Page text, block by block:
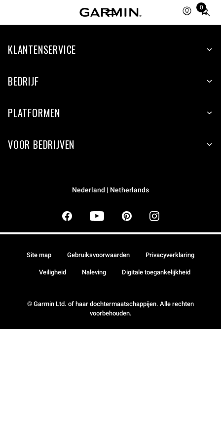
0
Total
items
cart:
KLANTENSERVICE
BEDRIJF
PLATFORMEN
VOOR BEDRIJVEN
Nederland | Netherlands
© Garmin Ltd. of haar dochtermaatschappijen. Alle rechten
voorbehouden.
Site map Gebruiksvoorwaarden Privacyverklaring
Veiligheid Naleving Digitale toegankelijkheid